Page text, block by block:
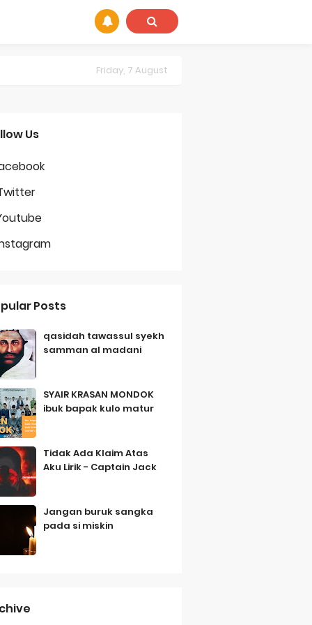
Friday, 7 August
Comment
Us
Posts
qasidah tawassul syekh
samman al madani
SYAIR KRASAN MONDOK
ibuk bapak kulo matur
Tidak Ada Klaim Atas
Aku Lirik - Captain Jack
Jangan buruk sangka
pada si miskin